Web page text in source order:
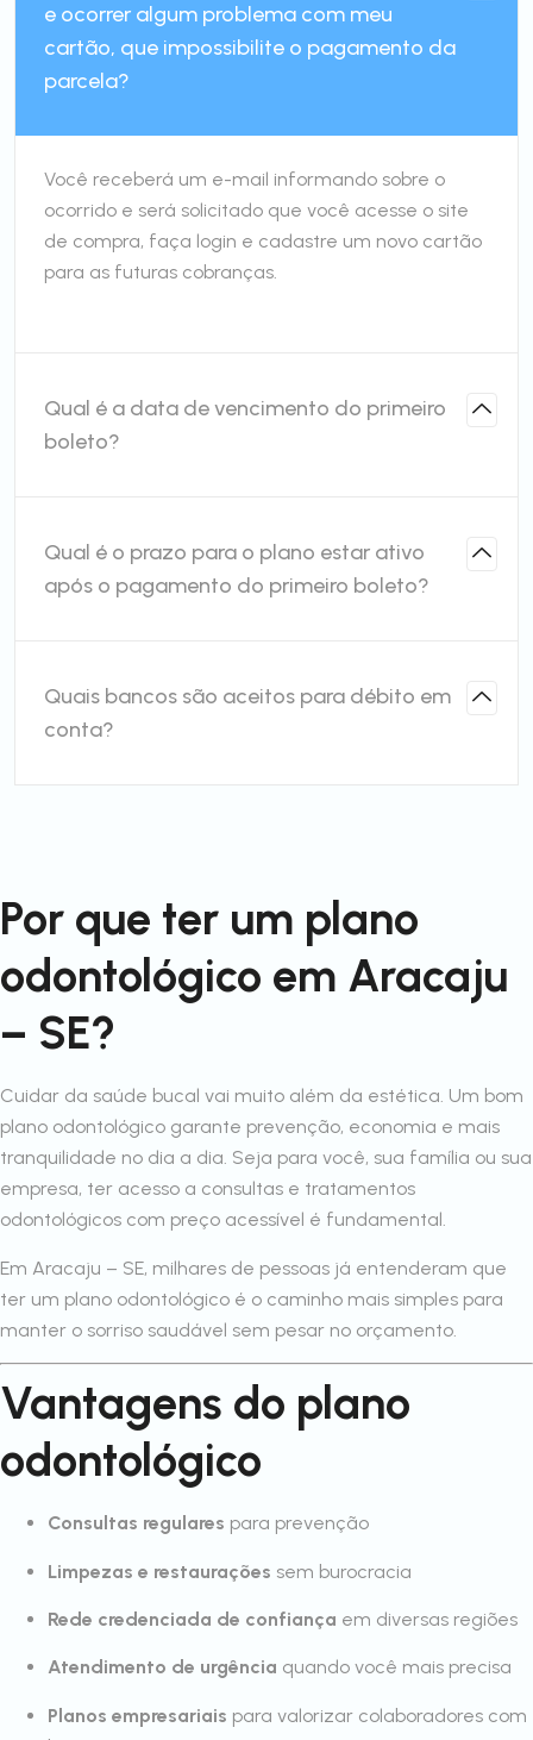
e ocorrer algum problema com meu
cartão, que impossibilite o pagamento da
parcela?
Você receberá um e-mail informando sobre o
ocorrido e será solicitado que você acesse o site
de compra, faça login e cadastre um novo cartão
para as futuras cobranças.
Qual é a data de vencimento do primeiro
boleto?
Qual é o prazo para o plano estar ativo
após o pagamento do primeiro boleto?
Quais bancos são aceitos para débito em
conta?
Por que ter um plano
odontológico em Aracaju
– SE?
Cuidar da saúde bucal vai muito além da estética. Um bom
plano odontológico garante prevenção, economia e mais
tranquilidade no dia a dia. Seja para você, sua família ou sua
empresa, ter acesso a consultas e tratamentos
odontológicos com preço acessível é fundamental.
Em Aracaju – SE, milhares de pessoas já entenderam que
ter um plano odontológico é o caminho mais simples para
manter o sorriso saudável sem pesar no orçamento.
Vantagens do plano
odontológico
Consultas regulares para prevenção
Limpezas e restaurações sem burocracia
Rede credenciada de confiança em diversas regiões
Atendimento de urgência quando você mais precisa
Planos empresariais para valorizar colaboradores com